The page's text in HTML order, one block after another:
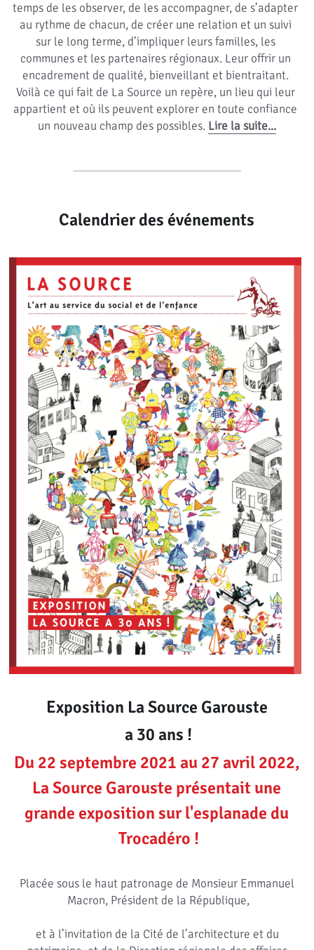
temps de les observer, de les accompagner, de s’adapter
au rythme de chacun, de créer une relation et un suivi
sur le long terme, d’impliquer leurs familles, les
communes et les partenaires régionaux. Leur offrir un
encadrement de qualité, bienveillant et bientraitant.
Voilà ce qui fait de La Source un repère, un lieu qui leur
appartient et où ils peuvent explorer en toute confiance
un nouveau champ des possibles. Lire la suite...
Calendrier des événements
Exposition La Source Garouste
a 30 ans !
Du 22 septembre 2021 au 27 avril 2022,
La Source Garouste présentait une
grande exposition sur l'esplanade du
Trocadéro !
Placée sous le haut patronage de Monsieur Emmanuel
Macron, Président de la République,
et à l’invitation de la Cité de l’architecture et du